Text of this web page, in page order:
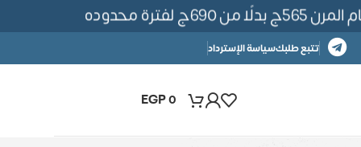
لفترة محدوده
تتبع طلبكسياسة الإسترداد
EGP0